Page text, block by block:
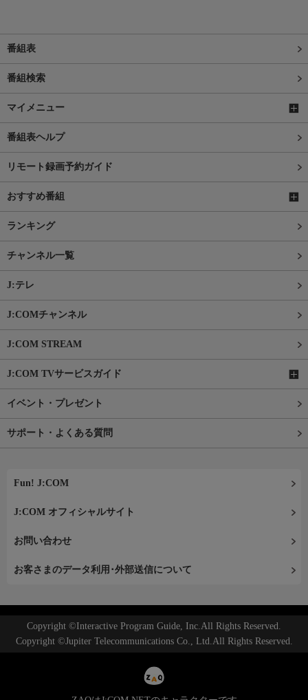
番組表
番組検索
マイメニュー
番組表ヘルプ
リモート録画予約ガイド
おすすめ番組
ランキング
チャンネル一覧
J:テレ
J:COMチャンネル
J:COM STREAM
J:COM TVサービスガイド
イベント・プレゼント
サポート・よくある質問
Fun! J:COM
J:COM オフィシャルサイト
お問い合わせ
お客さまのデータ利用･外部送信について
Copyright ©Interactive Program Guide, Inc.All Rights Reserved.
Copyright ©Jupiter Telecommunications Co., Ltd.All Rights Reserved.